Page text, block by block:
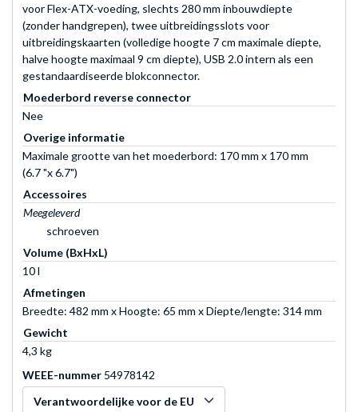
voor Flex-ATX-voeding, slechts 280 mm inbouwdiepte
(zonder handgrepen), twee uitbreidingsslots voor
uitbreidingskaarten (volledige hoogte 7 cm maximale diepte,
halve hoogte maximaal 9 cm diepte), USB 2.0 intern als een
gestandaardiseerde blokconnector.
Moederbord reverse connector
Nee
Overige informatie
Maximale grootte van het moederbord: 170 mm x 170 mm
(6.7 "x 6.7")
Accessoires
Meegeleverd
schroeven
Volume (BxHxL)
10 l
Afmetingen
Breedte: 482 mm x Hoogte: 65 mm x Diepte/lengte: 314 mm
Gewicht
4,3 kg
WEEE-nummer 54978142
Verantwoordelijke voor de EU